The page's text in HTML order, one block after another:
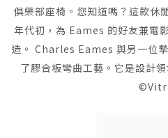
俱樂部座椅。您知道嗎？這款休
年代初，為 Eames 的好友兼電
造。 Charles Eames 與另一位
了膠合板彎曲工藝。它是設計